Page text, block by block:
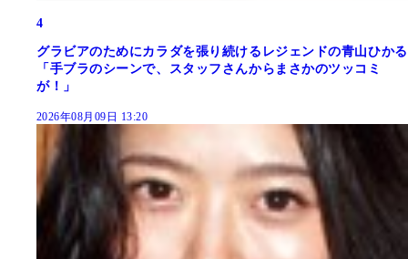
4
グラビアのためにカラダを張り続けるレジェンドの青山ひかる
「手ブラのシーンで、スタッフさんからまさかのツッコミ
が！」
2026年08月09日 13:20